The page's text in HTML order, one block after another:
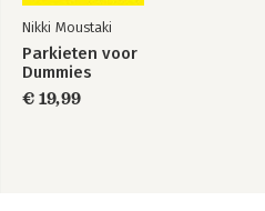
Nikki Moustaki
Parkieten voor
Dummies
€ 19,99